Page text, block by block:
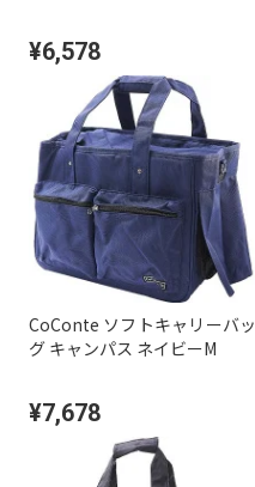
¥6,578
CoConte ソフトキャリーバッ
グ キャンパス ネイビーM
¥7,678